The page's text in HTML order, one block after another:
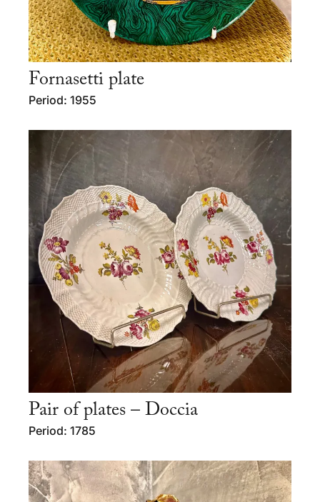
Fornasetti plate
Period: 1955
Pair of plates – Doccia
Period: 1785